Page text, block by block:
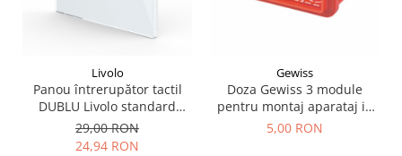
Livolo
Panou întrerupător tactil
DUBLU Livolo standard
italian
29,00 RON
24,94 RON
Gewiss
Doza Gewiss 3 module
pentru montaj aparataj in
zidărie
5,00 RON